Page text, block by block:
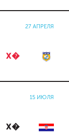
27 АПРЕЛЯ
Х�
15 ИЮЛЯ
Х�